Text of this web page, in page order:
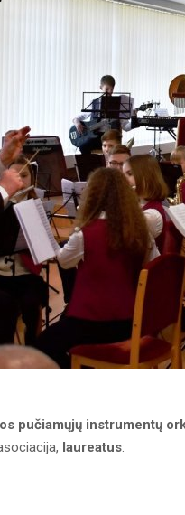
pučiamųjų instrumentų
laureatus: